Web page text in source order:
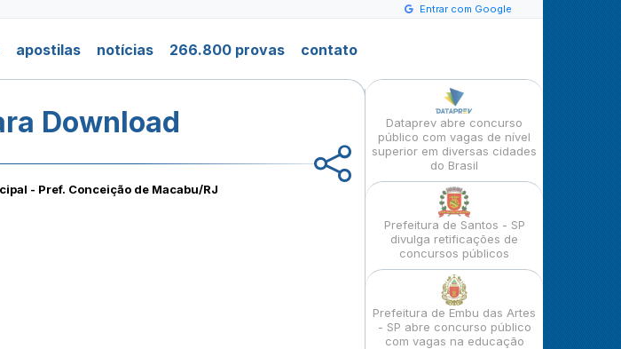
Entrar com Google
apostilas notícias 266.800 provas contato
Download
- Pref. Conceição de Macabu/RJ
Dataprev abre concurso
público com vagas de nível
superior em diversas cidades
do Brasil
Prefeitura de Santos - SP
divulga retificações de
concursos públicos
Prefeitura de Embu das Artes
- SP abre concurso público
com vagas na educação